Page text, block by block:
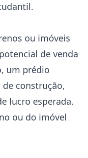
ou imóveis
de venda
um prédio
construção,
lucro esperada.
ou do imóvel